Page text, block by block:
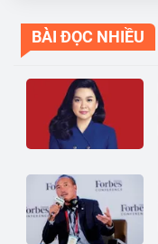
BÀI ĐỌC NHIỀU